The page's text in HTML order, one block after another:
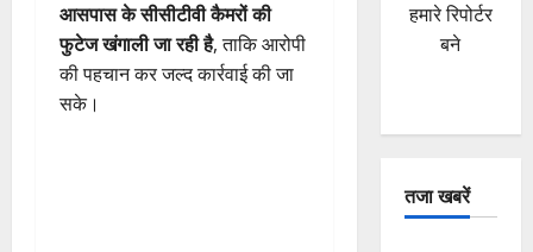
आसपास के सीसीटीवी कैमरों की
फुटेज खंगाली जा रही है, ताकि आरोपी
की पहचान कर जल्द कार्रवाई की जा
सके।
हमारे रिपोर्टर
बने
तजा खबरें